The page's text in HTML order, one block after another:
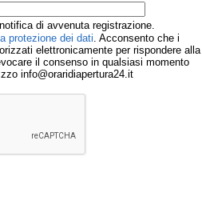
di avvenuta registrazione.
protezione dei dati. Acconsento che i
elettronicamente per rispondere alla
il consenso in qualsiasi momento
info@oraridiapertura24.it